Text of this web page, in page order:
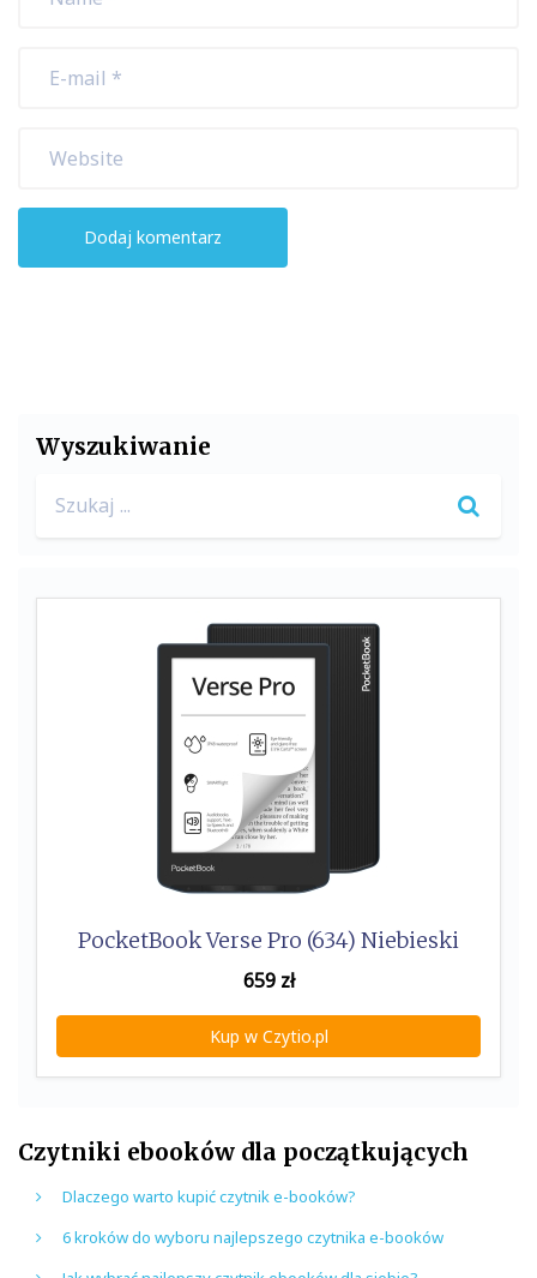
Wyszukiwanie
for:
PocketBook Verse Pro (634) Niebieski
659zł
Kup w Czytio.pl
Czytniki ebooków dla początkujących
Dlaczego warto kupić czytnik e-booków?
6 kroków do wyboru najlepszego czytnika e-booków